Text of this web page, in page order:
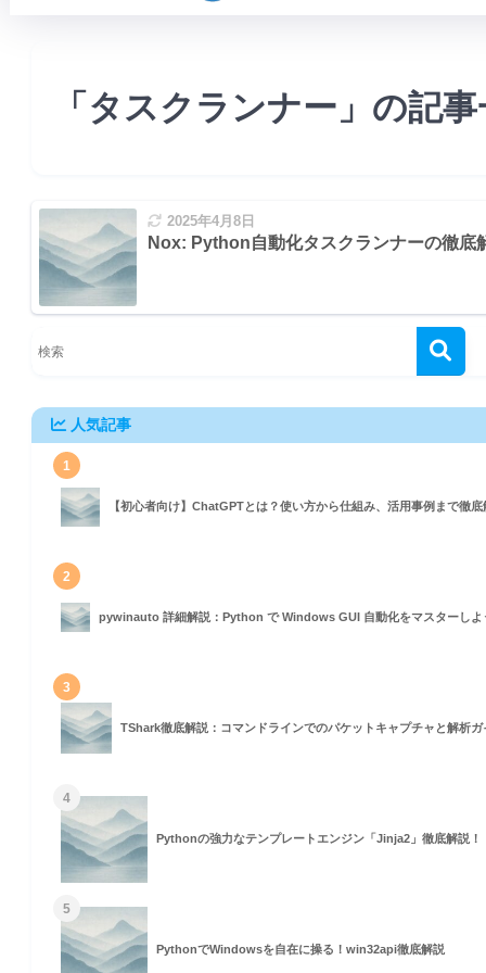
と属性
「タスクランナー」の記
2025年4月8日
Nox: Python自動化タスクランナーの徹底
人気記事
1
【初心者向け】ChatGPTとは？使い方から仕組み、活用事例まで徹底
2
pywinauto 詳細解説：Python で Windows GUI 自動化をマスターしよ
3
TShark徹底解説：コマンドラインでのパケットキャプチャと解析ガ
4
Pythonの強力なテンプレートエンジン「Jinja2」徹底解説！
5
PythonでWindowsを自在に操る！win32api徹底解説